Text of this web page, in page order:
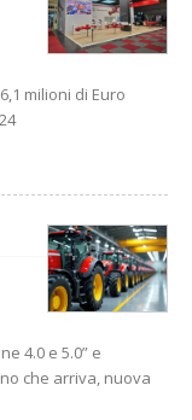
milioni di Euro
4.0 e 5.0” e
che arriva, nuova